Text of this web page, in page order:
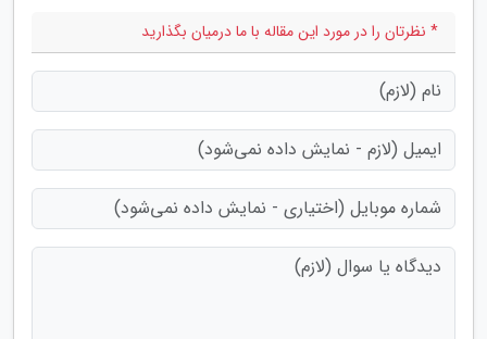
* نظرتان را در مورد این مقاله با ما درمیان بگذارید